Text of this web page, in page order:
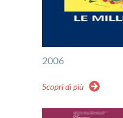
2006
Scopri di più